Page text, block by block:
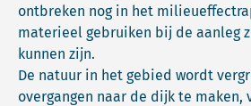
ontbreken nog in het
materieel gebruiken bij de aanleg
kunnen zijn.
De natuur in het gebied wordt
overgangen naar de dijk te maken,